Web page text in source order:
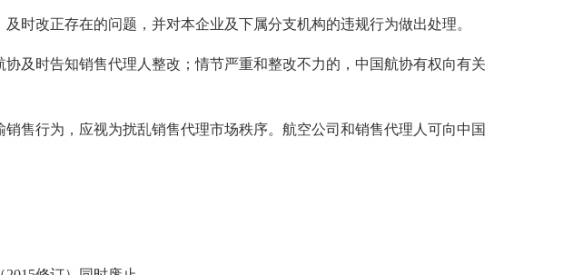
改正存在的问题，并对本企业及下属分支机构的违规行为做出处理。
时告知销售代理人整改；情节严重和整改不力的，中国航协有权向有关
行为，应视为扰乱销售代理市场秩序。航空公司和销售代理人可向中国